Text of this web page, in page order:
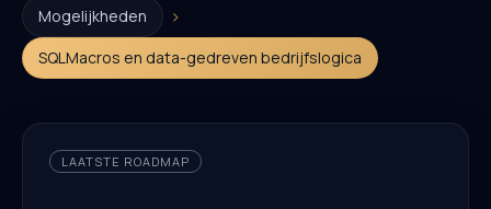
Mogelijkheden ›
SQLMacros en data-gedreven bedrijfslogica
LAATSTE ROADMAP